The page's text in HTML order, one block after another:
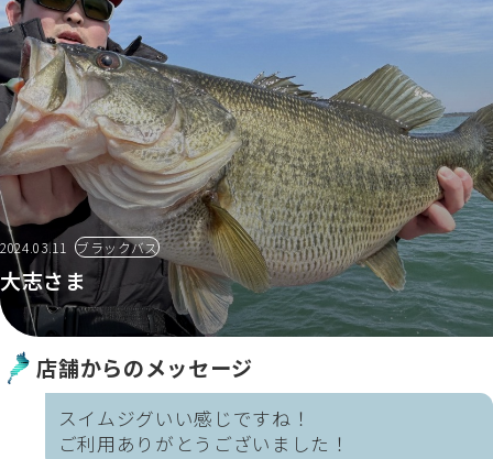
2024.03.11 ブラックバス
大志さま
店舗からのメッセージ
スイムジグいい感じですね！
ご利用ありがとうございました！